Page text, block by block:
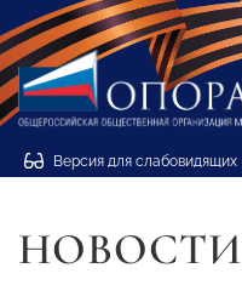
Версия для слабовидящих
НОВОСТИ